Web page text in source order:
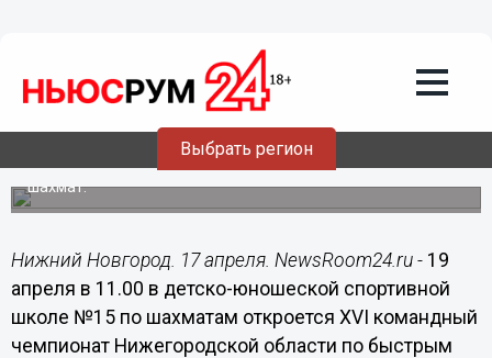
Выбрать регион
Чемпионат Нижегородской области по
быстрым шахматам состоится в
Автозаводском районе
Соревнования проводятся с целью популяризации
шахмат.
Нижний Новгород. 17 апреля. NewsRoom24.ru - 19
апреля в 11.00 в детско-юношеской спортивной
школе №15 по шахматам откроется XVI командный
чемпионат Нижегородской области по быстрым